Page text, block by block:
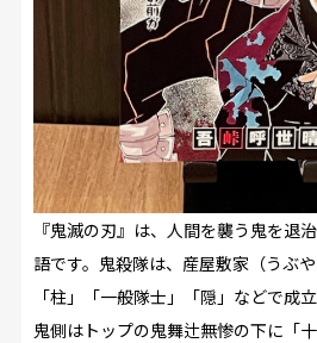
『鬼滅の刃』は、人間を襲う鬼を退
語です。鬼殺隊は、産屋敷家（うぶ
「柱」「一般隊士」「隠」などで成
鬼側はトップの鬼舞辻無惨の下に「